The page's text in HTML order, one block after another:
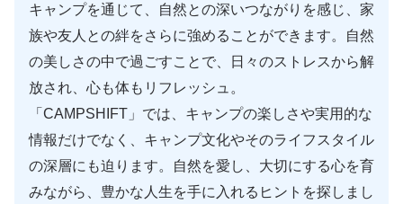
キャンプを通じて、自然との深いつながりを感じ、家
族や友人との絆をさらに強めることができます。自然
の美しさの中で過ごすことで、日々のストレスから解
放され、心も体もリフレッシュ。
「CAMPSHIFT」では、キャンプの楽しさや実用的な
情報だけでなく、キャンプ文化やそのライフスタイル
の深層にも迫ります。自然を愛し、大切にする心を育
みながら、豊かな人生を手に入れるヒントを探しまし